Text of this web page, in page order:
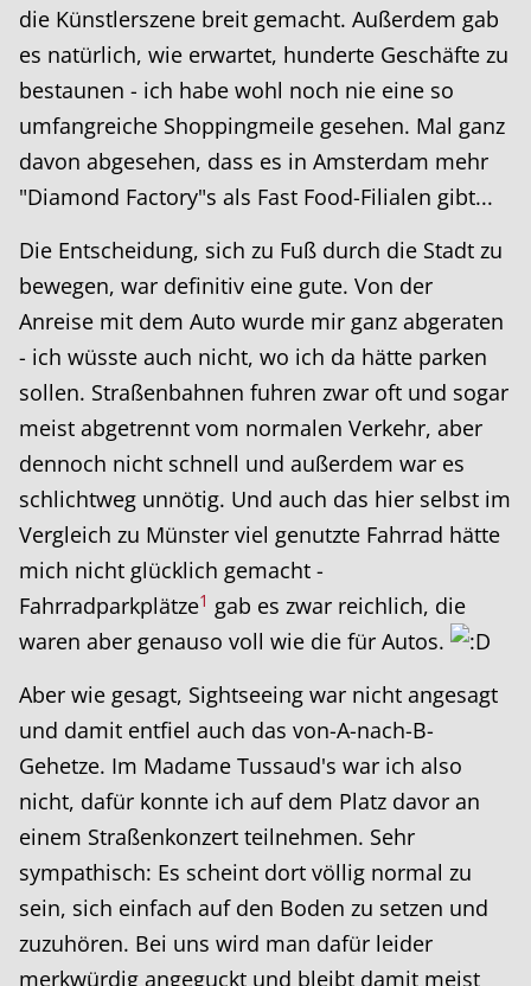
die Künstlerszene breit gemacht. Außerdem gab
es natürlich, wie erwartet, hunderte Geschäfte zu
bestaunen - ich habe wohl noch nie eine so
umfangreiche Shoppingmeile gesehen. Mal ganz
davon abgesehen, dass es in Amsterdam mehr
"Diamond Factory"s als Fast Food-Filialen gibt...
Die Entscheidung, sich zu Fuß durch die Stadt zu
bewegen, war definitiv eine gute. Von der
Anreise mit dem Auto wurde mir ganz abgeraten
- ich wüsste auch nicht, wo ich da hätte parken
sollen. Straßenbahnen fuhren zwar oft und sogar
meist abgetrennt vom normalen Verkehr, aber
dennoch nicht schnell und außerdem war es
schlichtweg unnötig. Und auch das hier selbst im
Vergleich zu Münster viel genutzte Fahrrad hätte
mich nicht glücklich gemacht -
Fahrradparkplätze1 gab es zwar reichlich, die
waren aber genauso voll wie die für Autos.
Aber wie gesagt, Sightseeing war nicht angesagt
und damit entfiel auch das von-A-nach-B-
Gehetze. Im Madame Tussaud's war ich also
nicht, dafür konnte ich auf dem Platz davor an
einem Straßenkonzert teilnehmen. Sehr
sympathisch: Es scheint dort völlig normal zu
sein, sich einfach auf den Boden zu setzen und
zuzuhören. Bei uns wird man dafür leider
merkwürdig angeguckt und bleibt damit meist